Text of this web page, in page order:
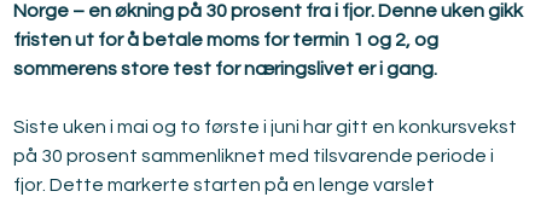
Norge – en økning på 30 prosent fra i fjor. Denne uken gikk
fristen ut for å betale moms for termin 1 og 2, og
sommerens store test for næringslivet er i gang.
Siste uken i mai og to første i juni har gitt en konkursvekst
på 30 prosent sammenliknet med tilsvarende periode i
fjor. Dette markerte starten på en lenge varslet